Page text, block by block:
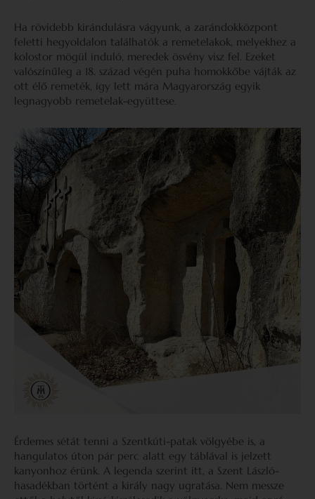
Ha rövidebb kirándulásra vágyunk, a zarándokközpont
feletti hegyoldalon találhatók a remetelakok, melyekhez a
kolostor mögül induló, meredek ösvény visz fel. Ezeket
valószínűleg a 18. század végén puha homokkőbe vájták az
ott élő remeték, így lett mára Magyarország egyik
legnagyobb remetelak-együttese.
Érdemes sétát tenni a Szentkúti-patak völgyébe is, a
hangulatos úton pár perc alatt egy táblával is jelzett
kanyonhoz érünk. A legenda szerint itt, a Szent László-
hasadékban történt a király nagy ugratása. Nem messze